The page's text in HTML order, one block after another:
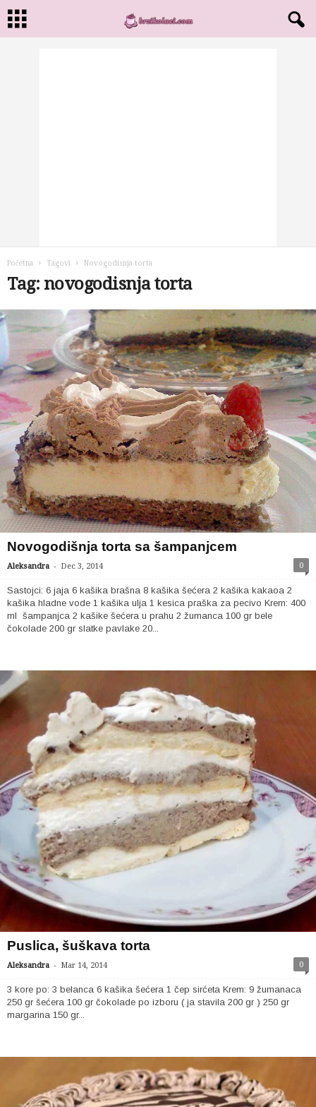
Početna Tagovi Novogodisnja torta
Tag: novogodisnja torta
Novogodišnja torta sa šampanjcem
Aleksandra - Dec 3, 2014 0
Sastojci: 6 jaja 6 kašika brašna 8 kašika šećera 2 kašika kakaoa 2
kašika hladne vode 1 kašika ulja 1 kesica praška za pecivo Krem: 400
ml šampanjca 2 kašike šećera u prahu 2 žumanca 100 gr bele
čokolade 200 gr slatke pavlake 20...
Puslica, šuškava torta
Aleksandra - Mar 14, 2014 0
3 kore po: 3 belanca 6 kašika šećera 1 čep sirćeta Krem: 9 žumanaca
250 gr šećera 100 gr čokolade po izboru ( ja stavila 200 gr ) 250 gr
margarina 150 gr...